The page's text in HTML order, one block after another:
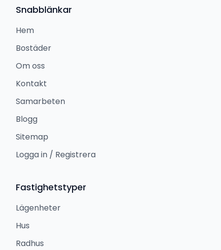
Snabblänkar
Hem
Bostäder
Om oss
Kontakt
Samarbeten
Blogg
Sitemap
Logga in / Registrera
Fastighetstyper
Lägenheter
Hus
Radhus